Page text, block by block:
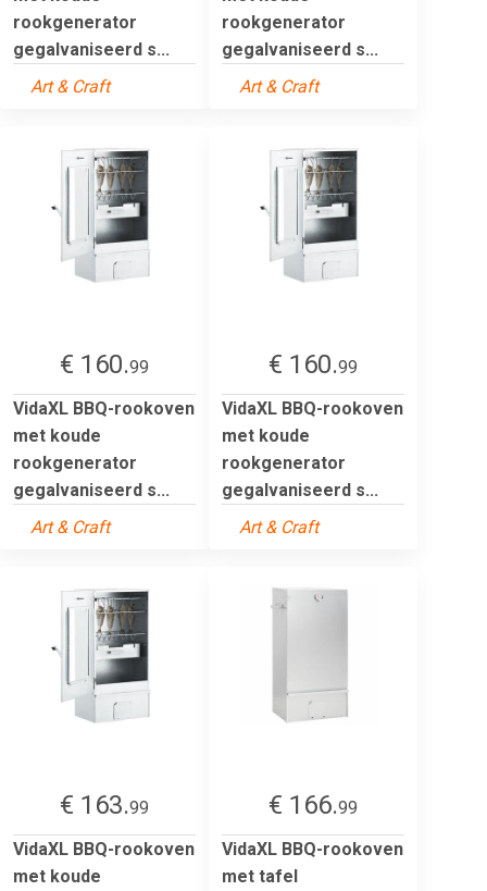
rookgenerator
gegalvaniseerd s...
Art & Craft
rookgenerator
gegalvaniseerd s...
Art & Craft
€ 160.99
VidaXL BBQ-rookoven
met koude
rookgenerator
gegalvaniseerd s...
Art & Craft
€ 160.99
VidaXL BBQ-rookoven
met koude
rookgenerator
gegalvaniseerd s...
Art & Craft
€ 163.99
VidaXL BBQ-rookoven
met koude
€ 166.99
VidaXL BBQ-rookoven
met tafel